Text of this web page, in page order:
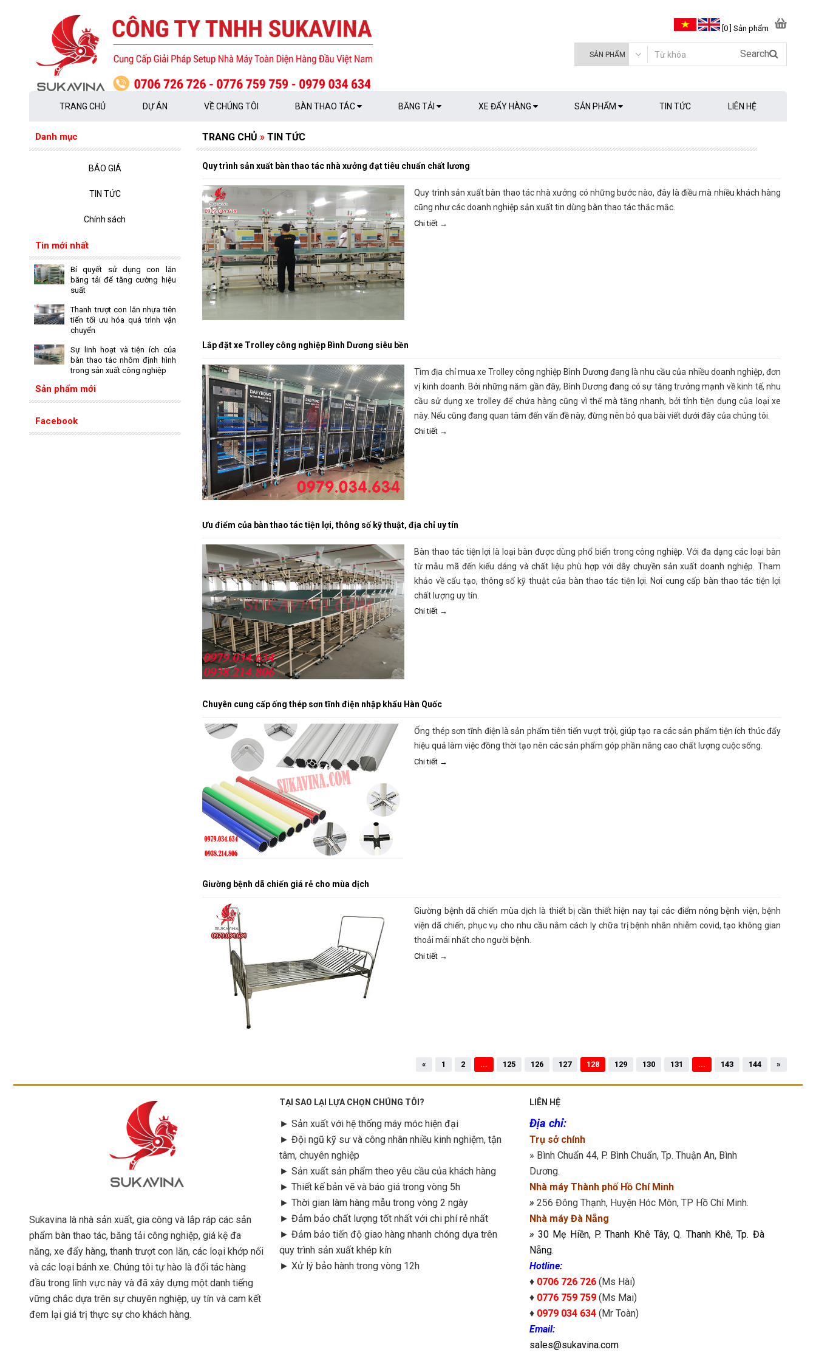
Quy trình sản xuất bàn thao tác nhà xưởng đạt tiêu chuẩn chất lương
Quy trình sản xuất bàn thao tác nhà xưởng có những bước nào, đây là điều mà nhiều khách hàng
cũng như các doanh nghiệp sản xuất tin dùng bàn thao tác thắc mắc.
Chi tiết →
Lắp đặt xe Trolley công nghiệp Bình Dương siêu bền
Tìm địa chỉ mua xe Trolley công nghiệp Bình Dương đang là nhu cầu của nhiều doanh nghiệp, đơn
vị kinh doanh. Bởi những năm gần đây, Bình Dương đang có sự tăng trưởng mạnh về kinh tế, nhu
cầu sử dụng xe trolley để chứa hàng cũng vì thế mà tăng nhanh, bởi tính tiện dụng của loại xe
này. Nếu cũng đang quan tâm đến vấn đề này, đừng nên bỏ qua bài viết dưới đây của chúng tôi.
Chi tiết →
Ưu điểm của bàn thao tác tiện lợi, thông số kỹ thuật, địa chỉ uy tín
Bàn thao tác tiện lợi là loại bàn được dùng phổ biến trong công nghiệp. Với đa dạng các loại bàn
từ mẫu mã đến kiểu dáng và chất liệu phù hợp với dây chuyền sản xuất doanh nghiệp. Tham
khảo về cấu tạo, thông số kỹ thuật của bàn thao tác tiện lợi. Nơi cung cấp bàn thao tác tiện lợi
chất lượng uy tín.
Chi tiết →
Chuyên cung cấp ống thép sơn tĩnh điện nhập khẩu Hàn Quốc
Ống thép sơn tĩnh điện là sản phẩm tiên tiến vượt trội, giúp tạo ra các sản phẩm tiện ích thúc đẩy
hiệu quả làm việc đồng thời tạo nên các sản phẩm góp phần nâng cao chất lượng cuộc sống.
Chi tiết →
Giường bệnh dã chiến giá rẻ cho mùa dịch
Giường bệnh dã chiến mùa dịch là thiết bị cần thiết hiện nay tại các điểm nóng bệnh viện, bệnh
viện dã chiến, phục vụ cho nhu cầu nằm cách ly chữa trị bệnh nhân nhiễm covid, tạo không gian
thoải mái nhất cho người bệnh.
Chi tiết →
« 1 2 ... 125 126 127 128 129 130 131 ... 143 144 »
TRANG CHỦ » TIN TỨC
Danh mục
BÁO GIÁ
TIN TỨC
Chính sách
Tin mới nhất
Bí quyết sử dụng con lăn
băng tải để tăng cường hiệu
suất
Thanh trượt con lăn nhựa tiên
tiến tối ưu hóa quá trình vận
chuyển
Sự linh hoạt và tiện ích của
bàn thao tác nhôm định hình
trong sản xuất công nghiệp
Sản phẩm mới
Facebook
[0 ] Sản phẩm
Search
TRANG CHỦ DỰ ÁN VỀ CHÚNG TÔI BÀN THAO TÁC BĂNG TẢI XE ĐẨY HÀNG SẢN PHẨM TIN TỨC LIÊN HỆ
Sukavina là nhà sản xuất, gia công và lắp ráp các sản
phẩm bàn thao tác, băng tải công nghiệp, giá kệ đa
năng, xe đẩy hàng, thanh trượt con lăn, các loại khớp nối
và các loại bánh xe. Chúng tôi tự hào là đối tác hàng
đầu trong lĩnh vực này và đã xây dựng một danh tiếng
vững chắc dựa trên sự chuyên nghiệp, uy tín và cam kết
đem lại giá trị thực sự cho khách hàng.
TẠI SAO LẠI LỰA CHỌN CHÚNG TÔI?
► Sản xuất với hệ thống máy móc hiện đại
► Đội ngũ kỹ sư và công nhân nhiều kinh nghiệm, tận
tâm, chuyên nghiệp
► Sản xuất sản phẩm theo yêu cầu của khách hàng
► Thiết kế bản vẽ và báo giá trong vòng 5h
► Thời gian làm hàng mẫu trong vòng 2 ngày
► Đảm bảo chất lượng tốt nhất với chi phí rẻ nhất
► Đảm bảo tiến độ giao hàng nhanh chóng dựa trên
quy trình sản xuất khép kín
► Xử lý bảo hành trong vòng 12h
LIÊN HỆ
Địa chỉ:
Trụ sở chính
» Bình Chuẩn 44, P. Bình Chuẩn, Tp. Thuận An, Bình
Dương.
Nhà máy Thành phố Hồ Chí Minh
» 256 Đông Thạnh, Huyện Hóc Môn, TP Hồ Chí Minh.
Nhà máy Đà Nẵng
» 30 Mẹ Hiền, P. Thanh Khê Tây, Q. Thanh Khê, Tp. Đà
Nẵng.
Hotline:
♦ 0706 726 726(Ms Hài)
♦ 0776 759 759(Ms Mai)
♦ 0979 034 634 (Mr Toàn)
Email:
sales@sukavina.com